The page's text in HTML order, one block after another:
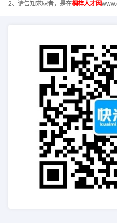
2、请告知求职者，是在桐梓人才网